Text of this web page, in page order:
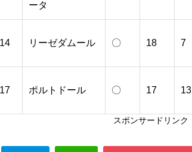
ータ
リーゼダムール 〇 18 7
ポルトドール 〇 17 13
スポンサードリンク